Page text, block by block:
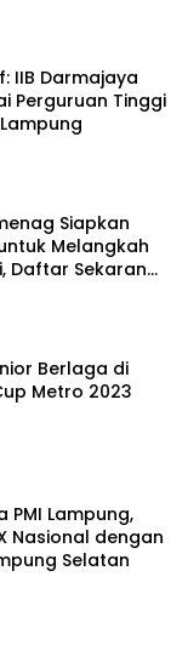
IIB Darmajaya
Perguruan Tinggi
Siapkan
Melangkah
Daftar Sekarang
Berlaga di
Metro 2023
PMI Lampung,
Nasional dengan
Selatan